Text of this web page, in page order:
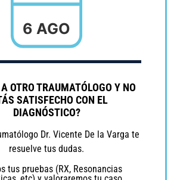
6 AGO
OTRO TRAUMATÓLOGO Y NO
SATISFECHO CON EL
DIAGNÓSTICO?
Dr. Vicente De la Varga te
resuelve tus dudas.
tus pruebas (RX, Resonancias